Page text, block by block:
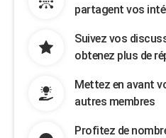
partagent vos
Suivez vos
obtenez plus de
Mettez en avant
autres membres
Profitez de